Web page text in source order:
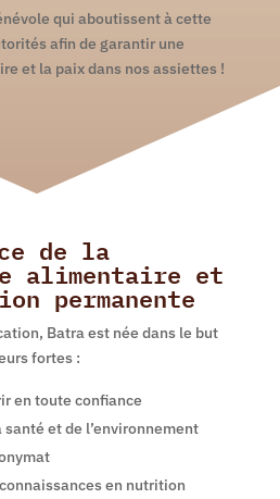
qui aboutissent à cette
afin de garantir une
et la paix dans nos assiettes !
de la
alimentaire et
permanente
Batra est née dans le but
fortes :
en toute confiance
et de l’environnement
en nutrition